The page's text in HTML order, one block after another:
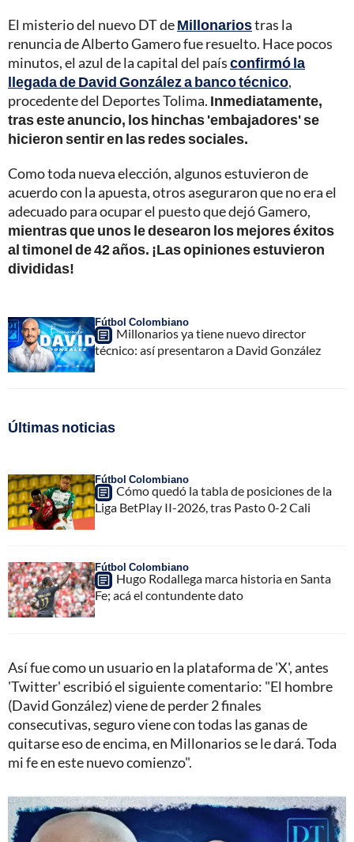
El misterio del nuevo DT deMillonariostras la
renuncia de Alberto Gamero fue resuelto. Hace pocos
minutos, el azul de la capital del paísconfirmó la
llegada de David González a banco técnico,
procedente del Deportes Tolima. Inmediatamente,
tras este anuncio, los hinchas 'embajadores' se
hicieron sentir en las redes sociales.
Como toda nueva elección, algunos estuvieron de
acuerdo con la apuesta, otros aseguraron que no era el
adecuado para ocupar el puesto que dejó Gamero,
mientras que unos le desearon los mejores éxitos
al timonel de 42 años. ¡Las opiniones estuvieron
divididas!
Fútbol Colombiano
Millonarios ya tiene nuevo director
técnico: así presentaron a David González
Últimas noticias
Fútbol Colombiano
Cómo quedó la tabla de posiciones de la
Liga BetPlay II-2026, tras Pasto 0-2 Cali
Fútbol Colombiano
Hugo Rodallega marca historia en Santa
Fe; acá el contundente dato
Así fue como un usuario en la plataforma de 'X', antes
'Twitter' escribió el siguiente comentario: "El hombre
(David González) viene de perder 2 finales
consecutivas, seguro viene con todas las ganas de
quitarse eso de encima, en Millonarios se le dará. Toda
mi fe en este nuevo comienzo".